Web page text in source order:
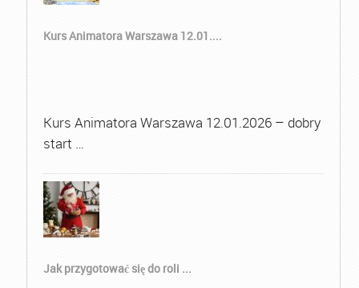
Kurs Animatora Warszawa 12.01....
Kurs Animatora Warszawa 12.01.2026 – dobry
start …
Jak przygotować się do roli ...